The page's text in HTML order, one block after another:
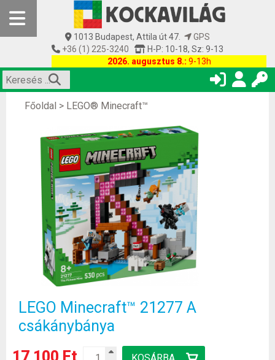
1013 Budapest, Attila út 47.
GPS
+36 (1) 225-3240
H-P: 10-18, Sz: 9-13
2026. augusztus 8.: 9-13h
Főoldal > LEGO® Minecraft™
LEGO Minecraft™ 21277 A
csákánybánya